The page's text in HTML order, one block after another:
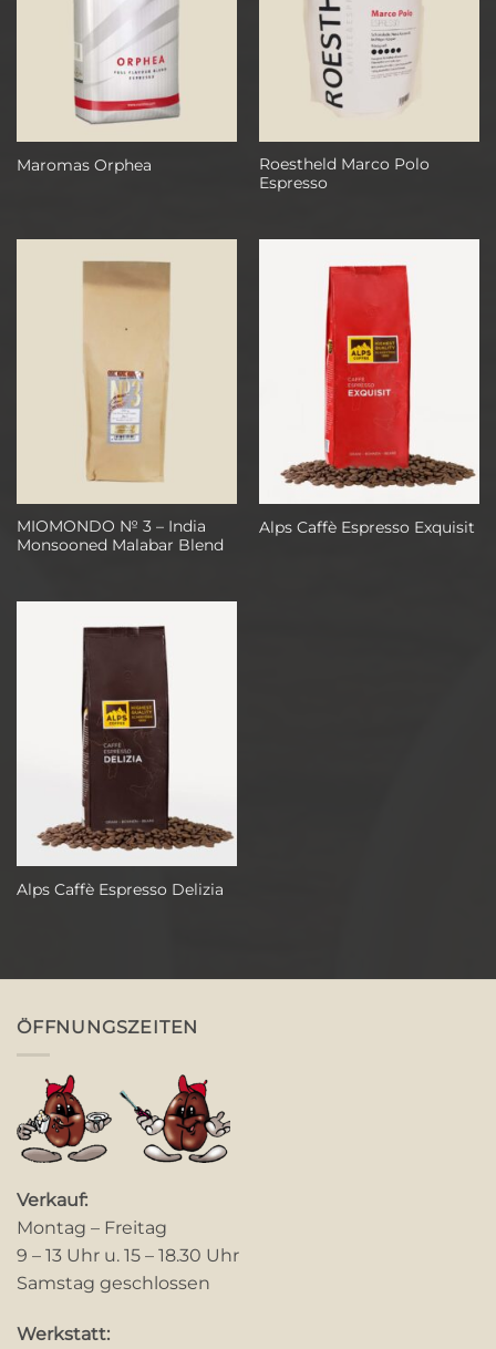
Maromas Orphea
Roestheld Marco Polo
Espresso
MIOMONDO № 3 – India
Monsooned Malabar Blend
Alps Caffè Espresso Exquisit
Alps Caffè Espresso Delizia
ÖFFNUNGSZEITEN
Verkauf:
Montag – Freitag
9 – 13 Uhr u. 15 – 18.30 Uhr
Samstag geschlossen
Werkstatt: